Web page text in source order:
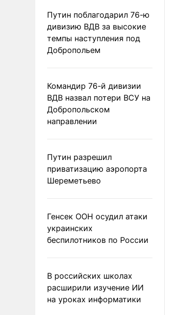
Путин поблагодарил 76-ю
дивизию ВДВ за высокие
темпы наступления под
Добропольем
Командир 76-й дивизии
ВДВ назвал потери ВСУ на
Добропольском
направлении
Путин разрешил
приватизацию аэропорта
Шереметьево
Генсек ООН осудил атаки
украинских
беспилотников по России
В российских школах
расширили изучение ИИ
на уроках информатики